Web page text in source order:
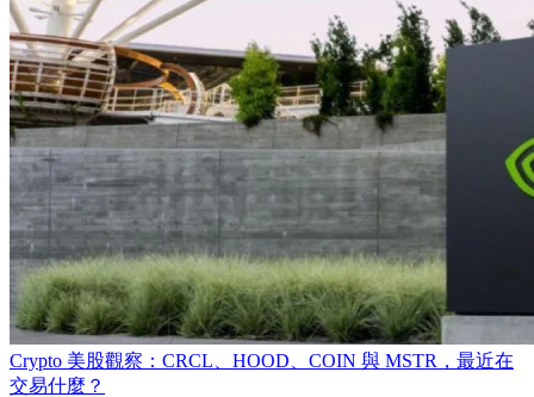
Crypto 美股觀察：CRCL、HOOD、COIN 與 MSTR，最近在
交易什麼？